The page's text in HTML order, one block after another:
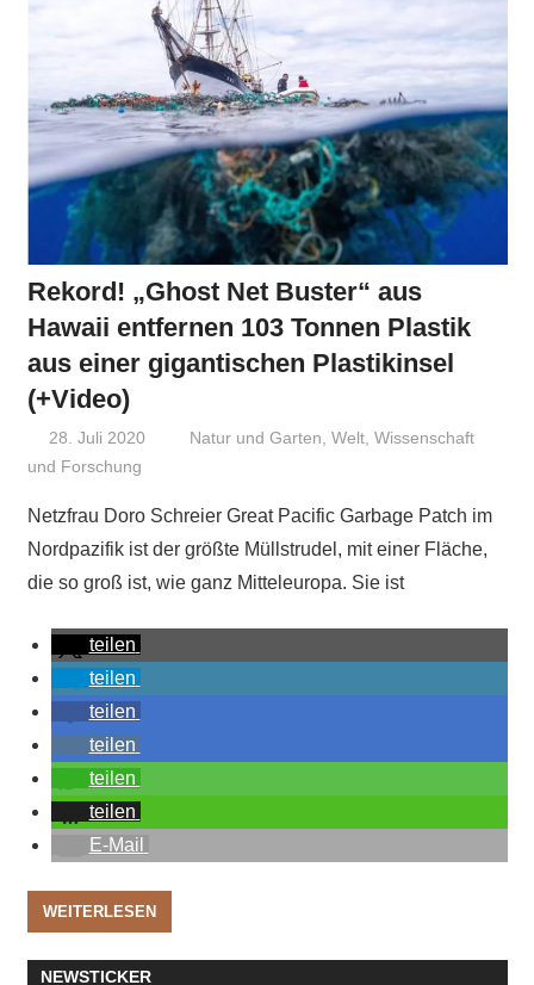
Rekord! „Ghost Net Buster“ aus
Hawaii entfernen 103 Tonnen Plastik
aus einer gigantischen Plastikinsel
(+Video)
28. Juli 2020 Niki Vogt
Natur und Garten,Welt,Wissenschaft
und Forschung
Netzfrau Doro Schreier Great Pacific Garbage Patch im
Nordpazifik ist der größte Müllstrudel, mit einer Fläche,
die so groß ist, wie ganz Mitteleuropa. Sie ist
teilen
teilen
teilen
teilen
teilen
teilen
E-Mail
WEITERLESEN
NEWSTICKER